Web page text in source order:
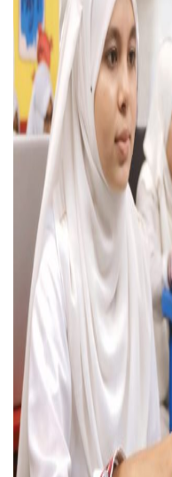
ভিউ বাড়াতে রাম দা
আ.লীগ ও জাপার ৯ নেতা